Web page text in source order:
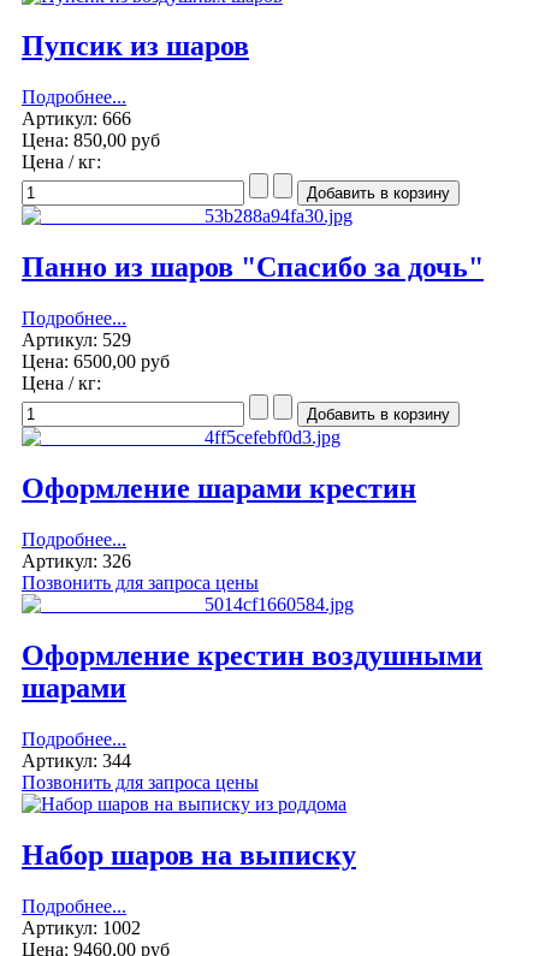
Пупсик из шаров
Подробнее...
Артикул: 666
Цена: 850,00 руб
Цена / кг:
Панно из шаров "Спасибо за дочь"
Подробнее...
Артикул: 529
Цена: 6500,00 руб
Цена / кг:
Оформление шарами крестин
Подробнее...
Артикул: 326
Позвонить для запроса цены
Оформление крестин воздушными
шарами
Подробнее...
Артикул: 344
Позвонить для запроса цены
Набор шаров на выписку
Подробнее...
Артикул: 1002
Цена: 9460,00 руб